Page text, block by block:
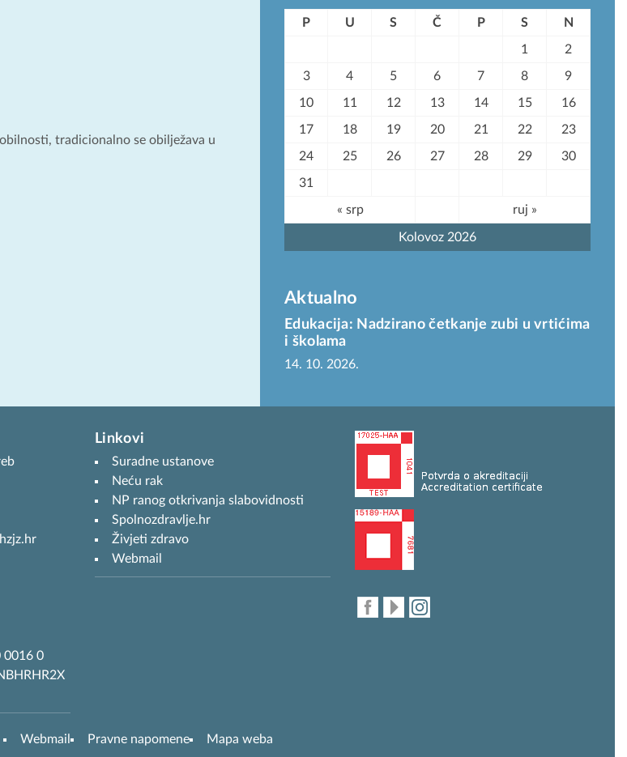
tradicionalno se obilježava u
Kolovoz 2026
P U S Č P S N
1 2
3 4 5 6 7 8 9
10 11 12 13 14 15 16
17 18 19 20 21 22 23
24 25 26 27 28 29 30
31
« srp ruj »
Aktualno
Edukacija: Nadzirano četkanje zubi u vrtićima
i školama
14. 10. 2026.
0016 0
Linkovi
Suradne ustanove
Neću rak
NP ranog otkrivanja slabovidnosti
Spolnozdravlje.hr
Živjeti zdravo
Webmail
Webmail Pravne napomene Mapa weba